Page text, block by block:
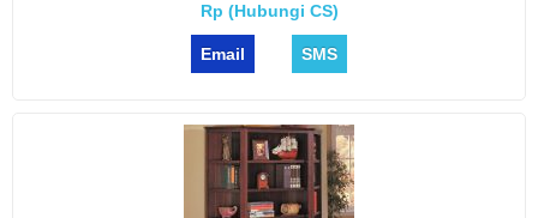
Rp (Hubungi CS)
Email SMS